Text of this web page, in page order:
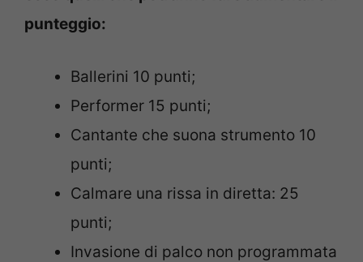
punteggio:
Ballerini 10 punti;
Performer 15 punti;
Cantante che suona strumento 10
punti;
Calmare una rissa in diretta: 25
punti;
Invasione di palco non programmata